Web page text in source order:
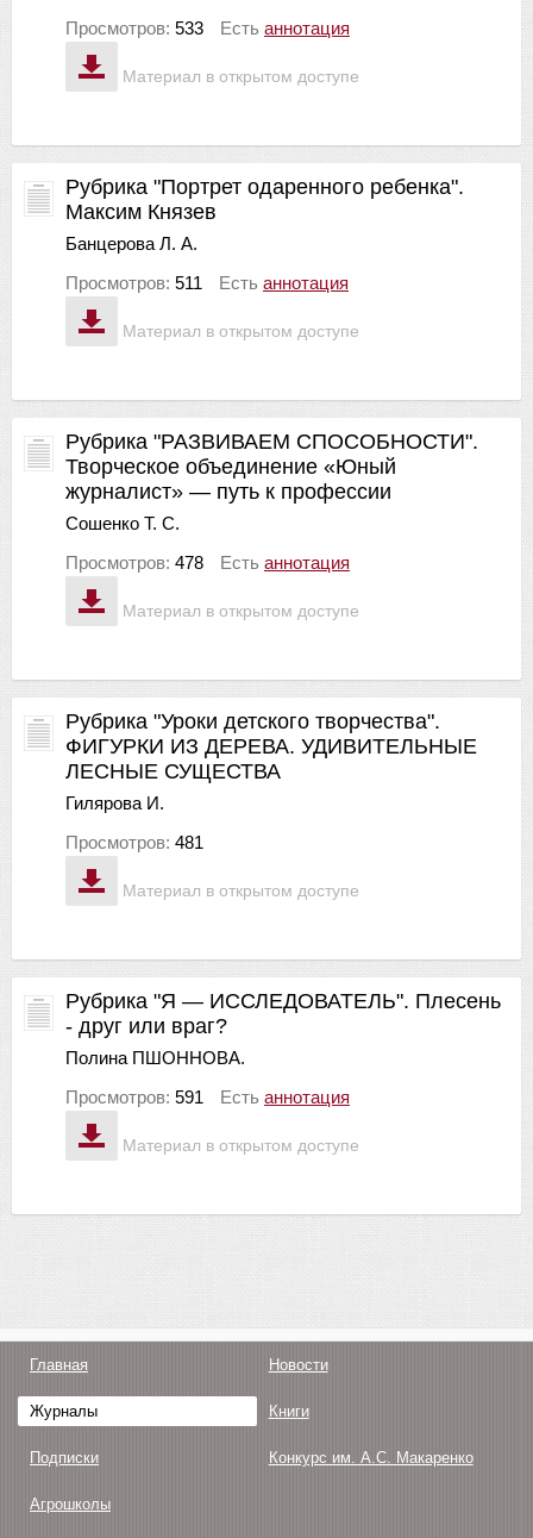
Материал в открытом доступе
Просмотров: 533 Есть аннотация
Материал в открытом доступе
Рубрика "Портрет одаренного ребенка".
Максим Князев
Банцерова Л. А.
Просмотров: 511 Есть аннотация
Материал в открытом доступе
Рубрика "РАЗВИВАЕМ СПОСОБНОСТИ".
Творческое объединение «Юный
журналист» — путь к профессии
Сошенко Т. С.
Просмотров: 478 Есть аннотация
Материал в открытом доступе
Рубрика "Уроки детского творчества".
ФИГУРКИ ИЗ ДЕРЕВА. УДИВИТЕЛЬНЫЕ
ЛЕСНЫЕ СУЩЕСТВА
Гилярова И.
Просмотров: 481
Материал в открытом доступе
Рубрика "Я — ИССЛЕДОВАТЕЛЬ". Плесень
- друг или враг?
Полина ПШОННОВА.
Просмотров: 591 Есть аннотация
Главная Новости
Журналы Книги
Подписки Конкурс им. А.С. Макаренко
Агрошколы